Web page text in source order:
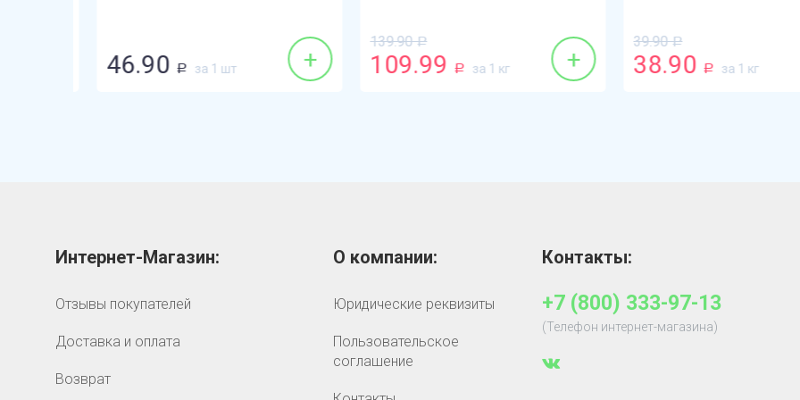
46.90 Р за 1 шт +
139.90 Р
109.99 Р за 1 кг +
39.90 Р
38.90 Р за 1 кг
Интернет-Магазин:
Отзывы покупателей
Доставка и оплата
Возврат
О компании:
Юридические реквизиты
Пользовательское
соглашение
Контакты:
+7 (800) 333-97-13
(Телефон интернет-магазина)